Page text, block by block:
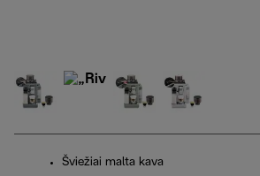
Šviežiai malta kava